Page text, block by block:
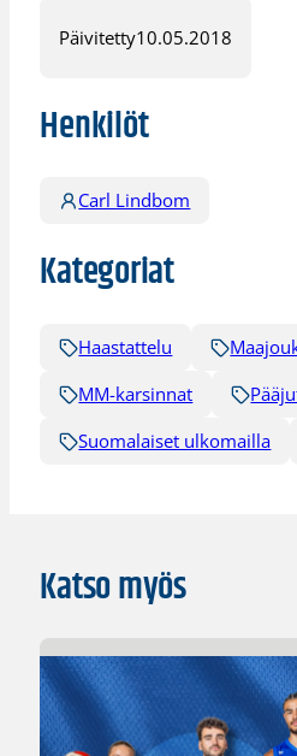
Päivitetty10.05.2018
Henkilöt
Carl Lindbom
Kategoriat
Haastattelu
MM-karsinnat
Suomalaiset ulkomailla
Katso myös